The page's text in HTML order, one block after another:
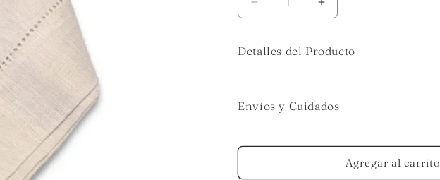
Reducir
cantidad
Servilletas
Aumentar
cantidad
Servilletas
Detalles del Producto
Envíos y Cuidados
Agregar al carrito